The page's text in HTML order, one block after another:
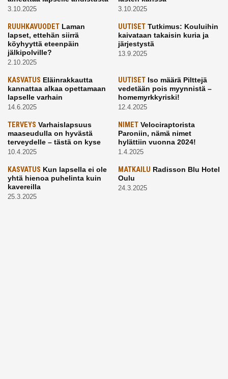
3.10.2025 3.10.2025
RUUHKAVUODET Laman
lapset, ettehän siirrä
köyhyyttä eteenpäin
jälkipolville?
2.10.2025
UUTISETTutkimus: Kouluihin
kaivataan takaisin kuria ja
järjestystä
13.9.2025
KASVATUS Eläinrakkautta
kannattaa alkaa opettamaan
lapselle varhain
14.6.2025
UUTISETIso määrä Pilttejä
vedetään pois myynnistä –
homemyrkkyriski!
12.4.2025
TERVEYS Varhaislapsuus
maaseudulla on hyvästä
terveydelle – tästä on kyse
10.4.2025
NIMETVelociraptorista
Paroniin, nämä nimet
hylättiin vuonna 2024!
1.4.2025
KASVATUS Kun lapsella ei ole
yhtä hienoa puhelinta kuin
kavereilla
25.3.2025
MATKAILU Radisson Blu Hotel
Oulu
24.3.2025